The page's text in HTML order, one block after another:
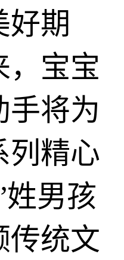
好期
，宝宝
手将为
列精心
姓男孩
传统文